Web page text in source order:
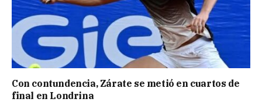
Con contundencia, Zárate se metió en cuartos de
final en Londrina